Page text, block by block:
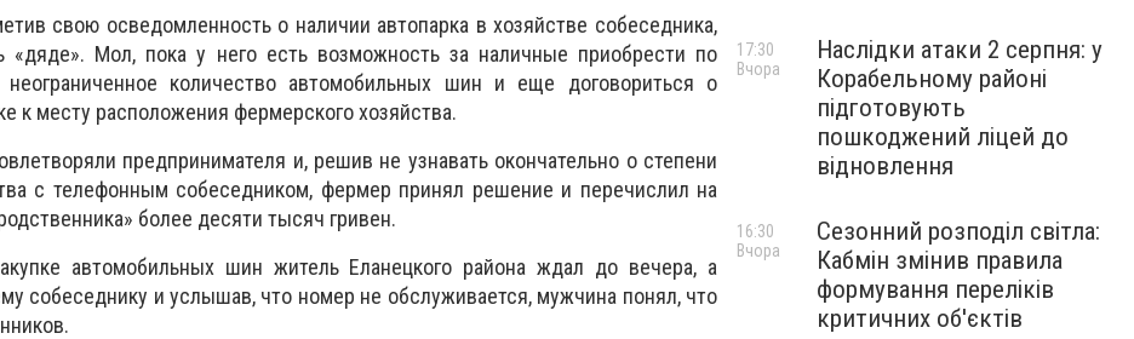
свою осведомленность о наличии автопарка в хозяйстве собеседника,
Мол, пока у него есть возможность за наличные приобрести по
количество автомобильных шин и еще договориться о
к месту расположения фермерского хозяйства.
предпринимателя и, решив не узнавать окончательно о степени
с телефонным собеседником, фермер принял решение и перечислил на
более десяти тысяч гривен.
автомобильных шин житель Еланецкого района ждал до вечера, а
собеседнику и услышав, что номер не обслуживается, мужчина понял, что
Наслідки атаки 2 серпня: у
Корабельному районі
підготовують
пошкоджений ліцей до
відновлення
17:30
Вчора
Сезонний розподіл світла:
Кабмін змінив правила
формування переліків
критичних об'єктів
16:30
Вчора